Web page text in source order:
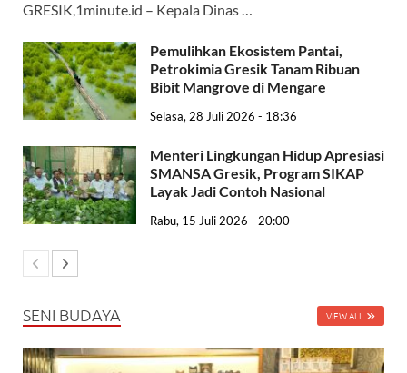
GRESIK,1minute.id – Kepala Dinas …
Pemulihkan Ekosistem Pantai,
Petrokimia Gresik Tanam Ribuan
Bibit Mangrove di Mengare
Selasa, 28 Juli 2026 - 18:36
Menteri Lingkungan Hidup Apresiasi
SMANSA Gresik, Program SIKAP
Layak Jadi Contoh Nasional
Rabu, 15 Juli 2026 - 20:00
SENI BUDAYA VIEW ALL